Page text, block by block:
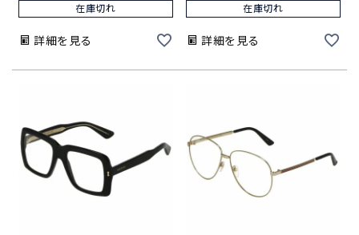
在庫切れ
詳細を見る
在庫切れ
詳細を見る